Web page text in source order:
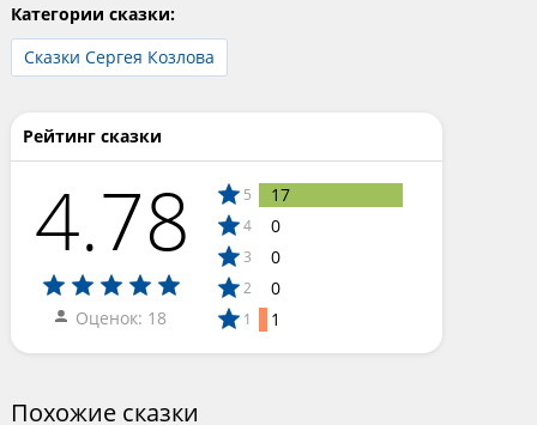
Категории сказки:
Сказки Сергея Козлова
Рейтинг сказки
4.78
Оценок: 18
5 17
4 0
3 0
2 0
1 1
Похожие сказки